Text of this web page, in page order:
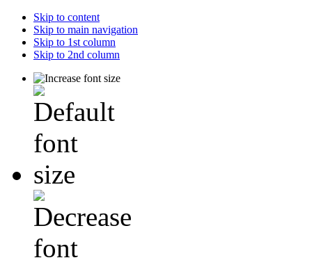
Skip to content
Skip to main navigation
Skip to 1st column
Skip to 2nd column